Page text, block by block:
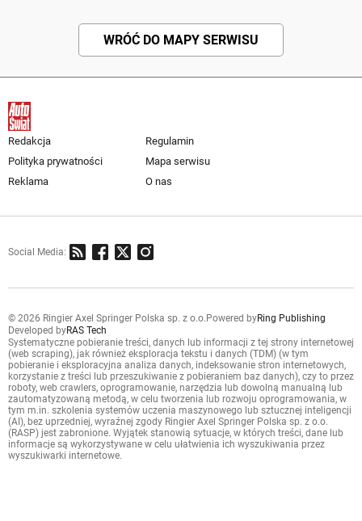
WRÓĆ DO MAPY SERWISU
Redakcja
Regulamin
Polityka prywatności
Mapa serwisu
Reklama
O nas
Social Media:
© 2026 Ringier Axel Springer Polska sp. z o.o. Powered byRing Publishing
Developed byRAS Tech
Systematyczne pobieranie treści, danych lub informacji z tej strony internetowej
(web scraping), jak również eksploracja tekstu i danych (TDM) (w tym
pobieranie i eksploracyjna analiza danych, indeksowanie stron internetowych,
korzystanie z treści lub przeszukiwanie z pobieraniem baz danych), czy to przez
roboty, web crawlers, oprogramowanie, narzędzia lub dowolną manualną lub
zautomatyzowaną metodą, w celu tworzenia lub rozwoju oprogramowania, w
tym m.in. szkolenia systemów uczenia maszynowego lub sztucznej inteligencji
(AI), bez uprzedniej, wyraźnej zgody Ringier Axel Springer Polska sp. z o.o.
(RASP) jest zabronione. Wyjątek stanowią sytuacje, w których treści, dane lub
informacje są wykorzystywane w celu ułatwienia ich wyszukiwania przez
wyszukiwarki internetowe.